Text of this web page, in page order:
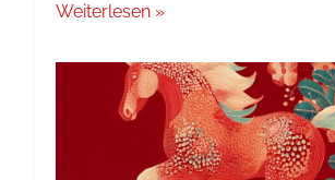
Weiterlesen »